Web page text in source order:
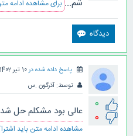
شم... برای مشاهده ادامه
0
0
پاسخ داده شده در10 تیر 1402
توسط: آذرگون .س
عالی بود مشکلم حل شد
مشاهده ادامه متن باید